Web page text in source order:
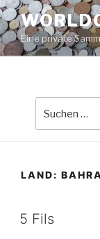
Zum
Inhalt
springenEine private
LAND:
5 Fils